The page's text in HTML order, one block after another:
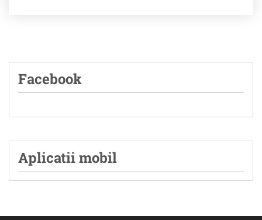
Facebook
Aplicatii mobil